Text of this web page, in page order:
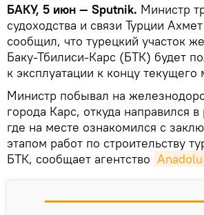
БАКУ, 5 июн — Sputnik. Министр
судоходства и связи Турции
сообщил, что турецкий участок
Баку-Тбилиси-Карс (БТК) будет
к эксплуатации к концу текущего
Министр побывал на
города Карс, откуда направился
где на месте ознакомился с
этапом работ по строительству
БТК, сообщает агентство Anadolu